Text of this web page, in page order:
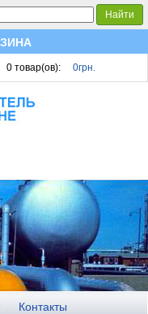
Найти
Контакты
0 товар(ов): 0грн.